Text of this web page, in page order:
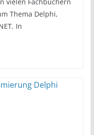
Thema Delphi,
In